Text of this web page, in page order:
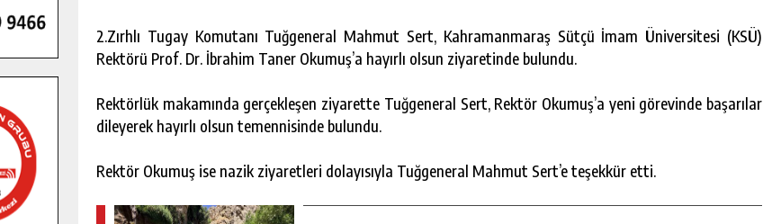
2.Zırhlı Tugay Komutanı Tuğgeneral Mahmut Sert, Kahramanmaraş Sütçü İmam Üniversitesi (KSÜ)
Rektörü Prof. Dr. İbrahim Taner Okumuş’a hayırlı olsun ziyaretinde bulundu.
Rektörlük makamında gerçekleşen ziyarette Tuğgeneral Sert, Rektör Okumuş’a yeni görevinde başarılar
dileyerek hayırlı olsun temennisinde bulundu.
Rektör Okumuş ise nazik ziyaretleri dolayısıyla Tuğgeneral Mahmut Sert’e teşekkür etti.